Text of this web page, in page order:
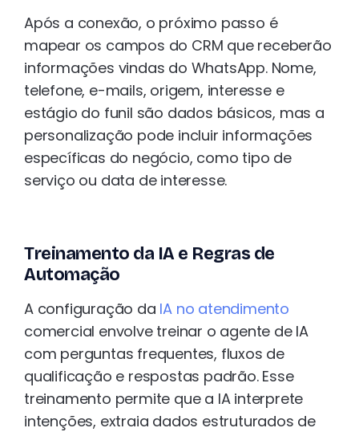
Após a conexão, o próximo passo é
mapear os campos do CRM que receberão
informações vindas do WhatsApp. Nome,
telefone, e-mails, origem, interesse e
estágio do funil são dados básicos, mas a
personalização pode incluir informações
específicas do negócio, como tipo de
serviço ou data de interesse.
Treinamento da IA e Regras de
Automação
A configuração da IA no atendimento
comercial envolve treinar o agente de IA
com perguntas frequentes, fluxos de
qualificação e respostas padrão. Esse
treinamento permite que a IA interprete
intenções, extraia dados estruturados de